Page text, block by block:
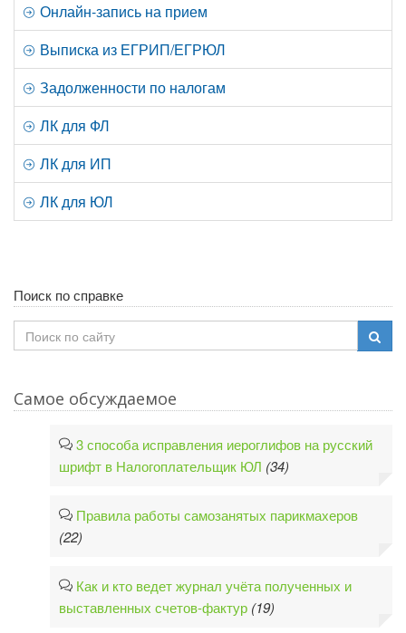
Онлайн-запись на прием
Выписка из ЕГРИП/ЕГРЮЛ
Задолженности по налогам
ЛК для ФЛ
ЛК для ИП
ЛК для ЮЛ
Поиск по справке
Самое обсуждаемое
3 способа исправления иероглифов на русский
шрифт в Налогоплательщик ЮЛ (34)
Правила работы самозанятых парикмахеров
(22)
Как и кто ведет журнал учёта полученных и
выставленных счетов-фактур (19)